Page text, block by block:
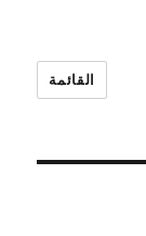
القائمة